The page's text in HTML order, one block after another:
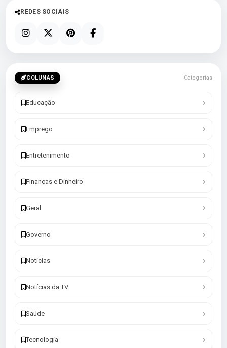
REDES SOCIAIS
COLUNAS Categorias
Educação
Emprego
Entretenimento
Finanças e Dinheiro
Geral
Governo
Notícias
Notícias da TV
Saúde
Tecnologia